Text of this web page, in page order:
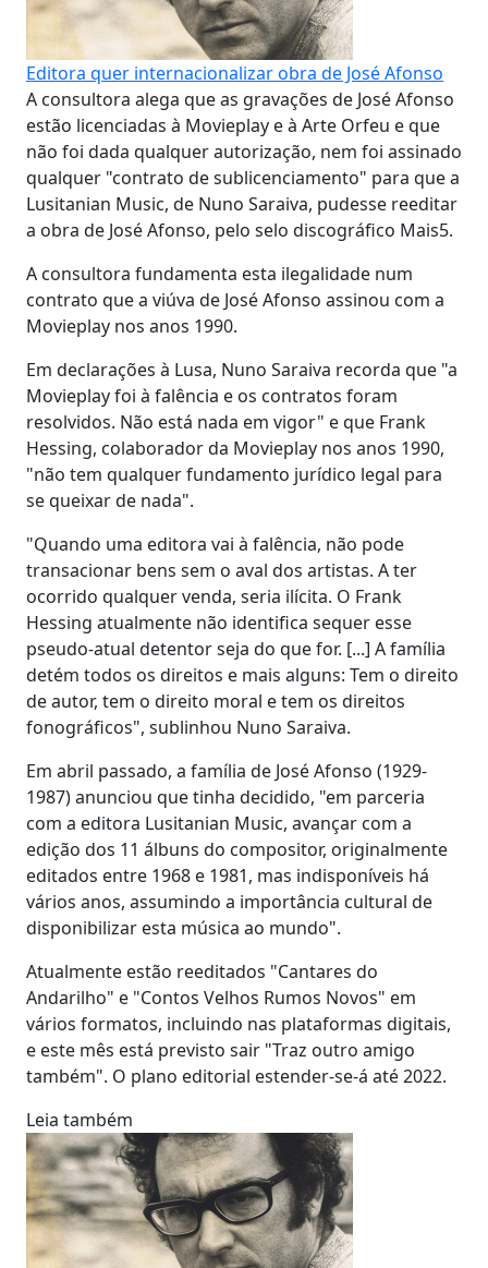
Editora quer internacionalizar obra de José Afonso
A consultora alega que as gravações de José Afonso
estão licenciadas à Movieplay e à Arte Orfeu e que
não foi dada qualquer autorização, nem foi assinado
qualquer "contrato de sublicenciamento" para que a
Lusitanian Music, de Nuno Saraiva, pudesse reeditar
a obra de José Afonso, pelo selo discográfico Mais5.
A consultora fundamenta esta ilegalidade num
contrato que a viúva de José Afonso assinou com a
Movieplay nos anos 1990.
Em declarações à Lusa, Nuno Saraiva recorda que "a
Movieplay foi à falência e os contratos foram
resolvidos. Não está nada em vigor" e que Frank
Hessing, colaborador da Movieplay nos anos 1990,
"não tem qualquer fundamento jurídico legal para
se queixar de nada".
"Quando uma editora vai à falência, não pode
transacionar bens sem o aval dos artistas. A ter
ocorrido qualquer venda, seria ilícita. O Frank
Hessing atualmente não identifica sequer esse
pseudo-atual detentor seja do que for. [...] A família
detém todos os direitos e mais alguns: Tem o direito
de autor, tem o direito moral e tem os direitos
fonográficos", sublinhou Nuno Saraiva.
Em abril passado, a família de José Afonso (1929-
1987) anunciou que tinha decidido, "em parceria
com a editora Lusitanian Music, avançar com a
edição dos 11 álbuns do compositor, originalmente
editados entre 1968 e 1981, mas indisponíveis há
vários anos, assumindo a importância cultural de
disponibilizar esta música ao mundo".
Atualmente estão reeditados "Cantares do
Andarilho" e "Contos Velhos Rumos Novos" em
vários formatos, incluindo nas plataformas digitais,
e este mês está previsto sair "Traz outro amigo
também". O plano editorial estender-se-á até 2022.
Leia também